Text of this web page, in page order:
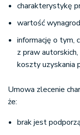
charakterystykę
wartość
informację o tym,
z praw
koszty uzyskania
Umowa zlecenie
że:
brak jest